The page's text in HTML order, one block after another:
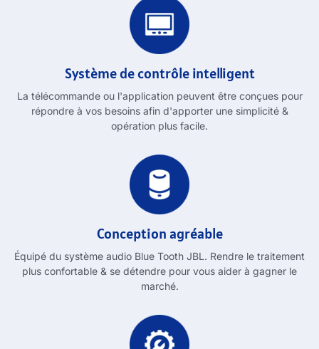
Système de contrôle intelligent
La télécommande ou l'application peuvent être conçues pour
répondre à vos besoins afin d'apporter une simplicité &
opération plus facile.
Conception agréable
Équipé du système audio Blue Tooth JBL. Rendre le traitement
plus confortable & se détendre pour vous aider à gagner le
marché.